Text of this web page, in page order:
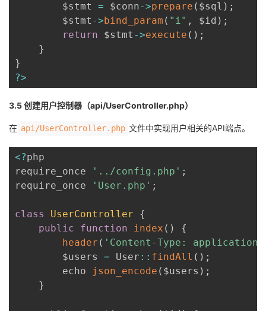
        $stmt
= $conn->prepare ( $sql ) ;
        $stmt
->bind_param ( "i" , $id ) ;
return $stmt ->execute ( ) ;
}
}
?>
3.5 创建用户控制器（api/UserController.php）
在 api/UserController.php 文件中实现用户相关的API端点。
<?php
require_once
'../config.php' ;
require_once
'User.php' ;
class
UserController
{
public
function index ( )
{
header ( 'Content-Type:
        $users
= User : : findAll ( ) ;
        echo
json_encode ( $users ) ;
}